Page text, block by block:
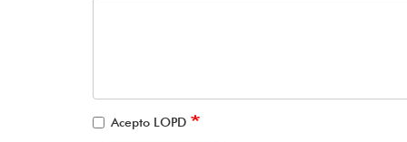
Acepto LOPD